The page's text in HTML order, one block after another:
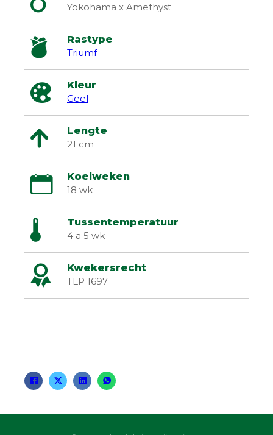
Yokohama x Amethyst
Rastype
Triumf
Kleur
Geel
Lengte
21 cm
Koelweken
18 wk
Tussentemperatuur
4 a 5 wk
Kwekersrecht
TLP 1697